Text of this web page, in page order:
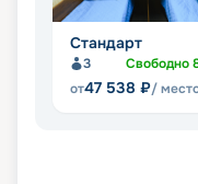
Стандарт
3 Свободно
от47 538 ₽/